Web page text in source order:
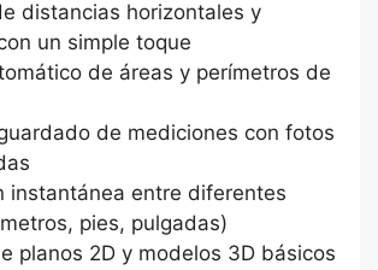
distancias horizontales y
un simple toque
de áreas y perímetros de
de mediciones con fotos
instantánea entre diferentes
pies, pulgadas)
planos 2D y modelos 3D básicos